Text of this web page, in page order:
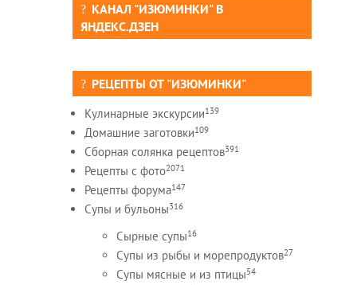
КАНАЛ "ИЗЮМИНКИ" В
ЯНДЕКС.ДЗЕН
РЕЦЕПТЫ ОТ "ИЗЮМИНКИ"
Кулинарные экскурсии139
Домашние заготовки109
Сборная солянка рецептов391
Рецепты c фото2071
Рецепты форума147
Супы и бульоны316
Сырные супы16
Супы из рыбы и морепродуктов27
Супы мясные и из птицы54